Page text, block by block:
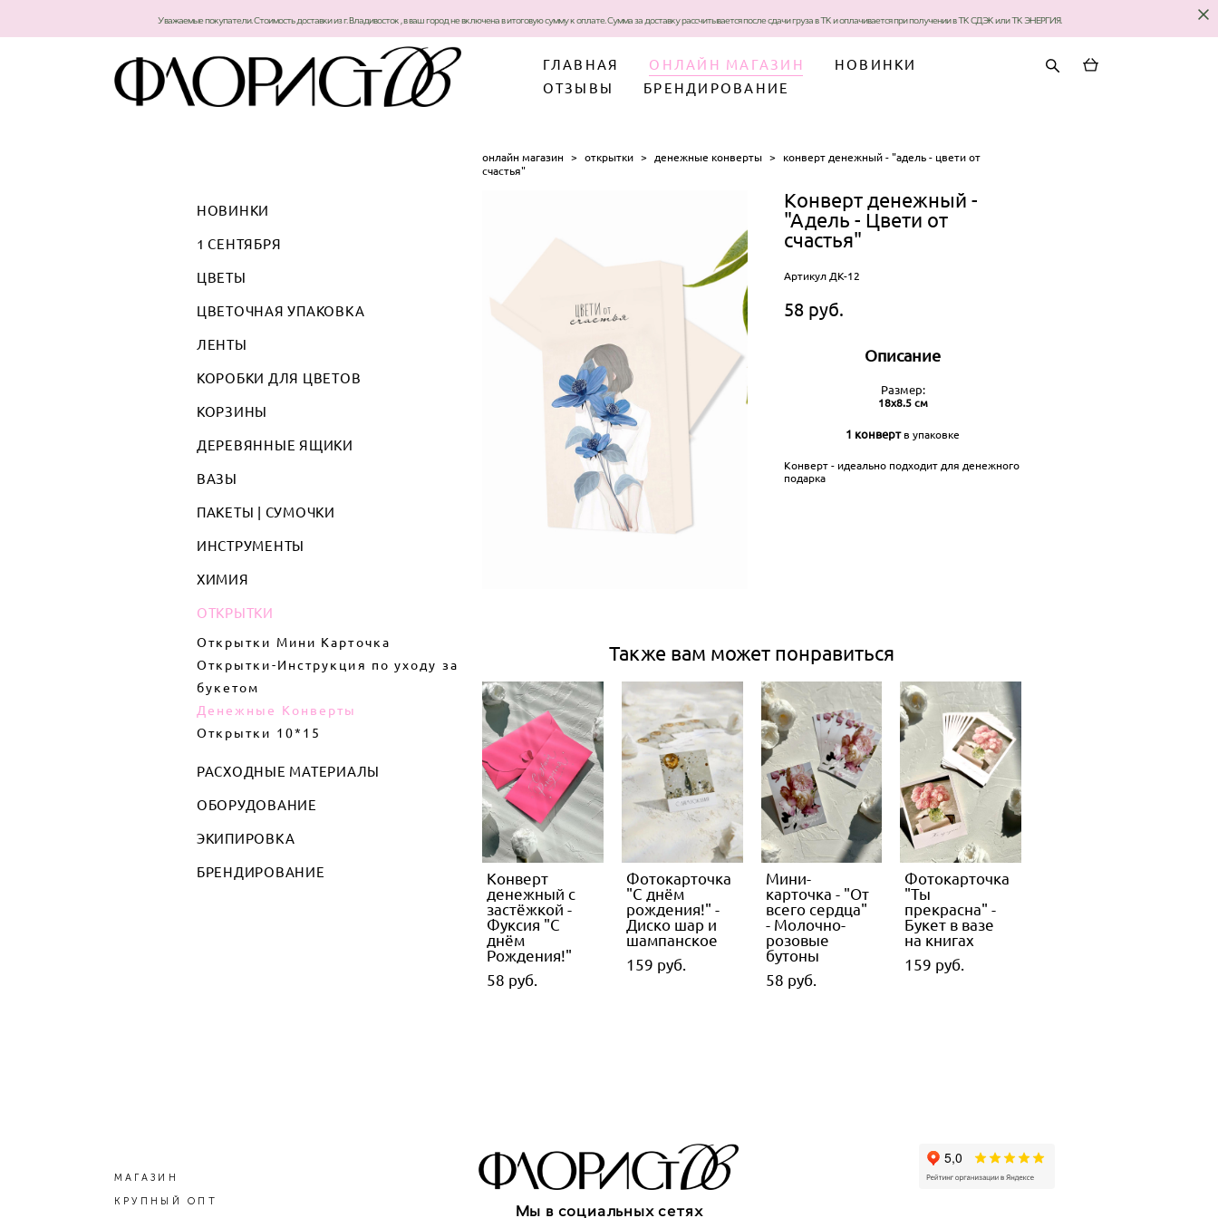
Уважаемые покупатели. Стоимость доставки из г. Владивосток , в ваш город не включена в итоговую сумму к оплате. Сумма за доставку рассчитывается после сдачи груза в ТК и оплачивается при получении в ТК СДЭК или ТК ЭНЕРГИЯ.
ГЛАВНАЯ ОНЛАЙН МАГАЗИН
НОВИНКИ
ОТЗЫВЫ
БРЕНДИРОВАНИЕ
НОВИНКИ
1 СЕНТЯБРЯ
ЦВЕТЫ
ЦВЕТОЧНАЯ УПАКОВКА
ЛЕНТЫ
КОРОБКИ ДЛЯ ЦВЕТОВ
КОРЗИНЫ
ДЕРЕВЯННЫЕ ЯЩИКИ
ВАЗЫ
ПАКЕТЫ | СУМОЧКИ
ИНСТРУМЕНТЫ
ХИМИЯ
ОТКРЫТКИ
Открытки Мини Карточка
Открытки-Инструкция по уходу за
букетом
Денежные Конверты
Открытки 10*15
РАСХОДНЫЕ МАТЕРИАЛЫ
ОБОРУДОВАНИЕ
ЭКИПИРОВКА
БРЕНДИРОВАНИЕ
онлайн магазин > открытки > денежные конверты >
конверт денежный - "адель - цвети от
счастья"
Конверт денежный -
"Адель - Цвети от
счастья"
Артикул ДК-12
58 pуб.
Описание
Размер:
18х8.5 см
1 конверт в упаковке
Конверт - идеально подходит для денежного
подарка
Также вам может понравиться
Конверт
денежный с
застёжкой -
Фуксия "С
днём
Рождения!"
58 pуб.
Фотокарточка
"С днём
рождения!" -
Диско шар и
шампанское
159 pуб.
Мини-
карточка - "От
всего сердца"
- Молочно-
розовые
бутоны
58 pуб.
Фотокарточка
"Ты
прекрасна" -
Букет в вазе
на книгах
159 pуб.
МАГАЗИН
КРУПНЫЙ ОПТ
Мы в социальных сетях